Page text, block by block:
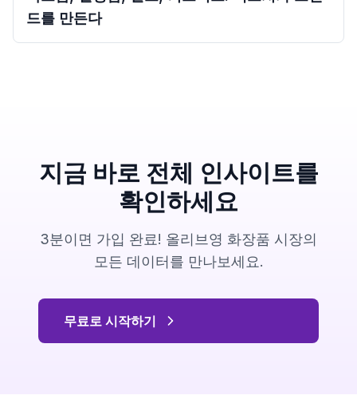
드를 만든다
지금 바로 전체 인사이트를
확인하세요
3분이면 가입 완료! 올리브영 화장품 시장의
모든 데이터를 만나보세요.
무료로 시작하기